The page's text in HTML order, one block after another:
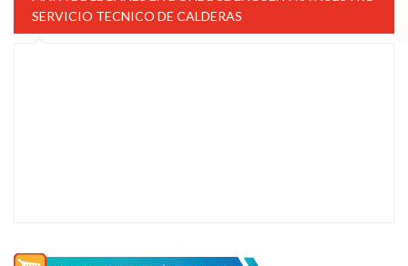
SERVICIO TECNICO DE CALDERAS